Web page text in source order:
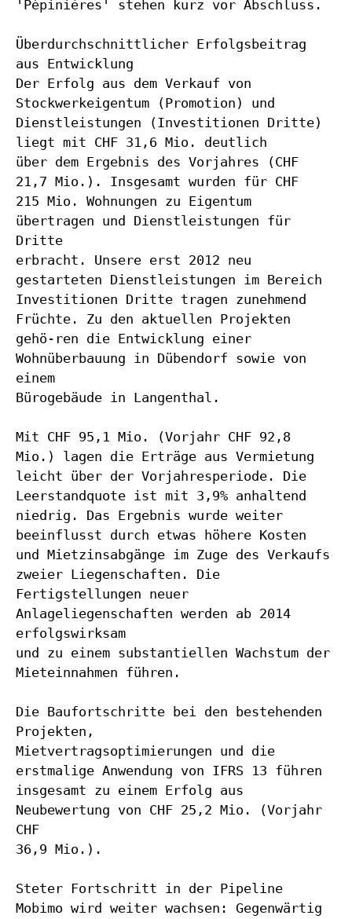
'Pépinières' stehen kurz vor Abschluss.
Überdurchschnittlicher Erfolgsbeitrag
aus Entwicklung
Der Erfolg aus dem Verkauf von
Stockwerkeigentum (Promotion) und
Dienstleistungen (Investitionen Dritte)
liegt mit CHF 31,6 Mio. deutlich
über dem Ergebnis des Vorjahres (CHF
21,7 Mio.). Insgesamt wurden für CHF
215 Mio. Wohnungen zu Eigentum
übertragen und Dienstleistungen für
Dritte
erbracht. Unsere erst 2012 neu
gestarteten Dienstleistungen im Bereich
Investitionen Dritte tragen zunehmend
Früchte. Zu den aktuellen Projekten
gehö-ren die Entwicklung einer
Wohnüberbauung in Dübendorf sowie von
einem
Bürogebäude in Langenthal.
Mit CHF 95,1 Mio. (Vorjahr CHF 92,8
Mio.) lagen die Erträge aus Vermietung
leicht über der Vorjahresperiode. Die
Leerstandquote ist mit 3,9% anhaltend
niedrig. Das Ergebnis wurde weiter
beeinflusst durch etwas höhere Kosten
und Mietzinsabgänge im Zuge des Verkaufs
zweier Liegenschaften. Die
Fertigstellungen neuer
Anlageliegenschaften werden ab 2014
erfolgswirksam
und zu einem substantiellen Wachstum der
Mieteinnahmen führen.
Die Baufortschritte bei den bestehenden
Projekten,
Mietvertragsoptimierungen und die
erstmalige Anwendung von IFRS 13 führen
insgesamt zu einem Erfolg aus
Neubewertung von CHF 25,2 Mio. (Vorjahr
CHF
36,9 Mio.).
Steter Fortschritt in der Pipeline
Mobimo wird weiter wachsen: Gegenwärtig